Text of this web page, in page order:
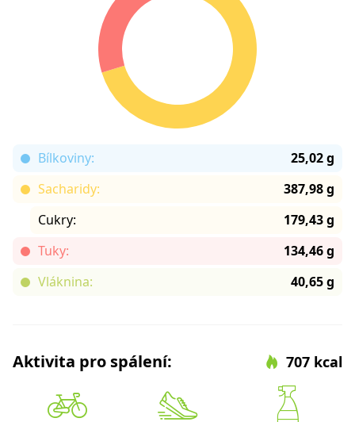
Bílkoviny:
25,02 g
Sacharidy:
387,98 g
Cukry:
179,43 g
Tuky:
134,46 g
Vláknina:
40,65 g
Aktivita pro spálení: 707 kcal